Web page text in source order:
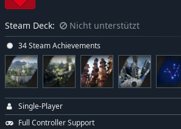
Steam Deck: Nicht unterstützt
34 Steam Achievements
Single-Player
Full Controller Support